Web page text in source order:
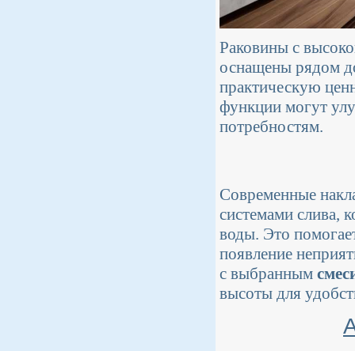
Раковины с
оснащены рядом
практическую
функции могут
потребностям.
Современные
системами слива,
воды. Это
появление
с выбранным
высоты для